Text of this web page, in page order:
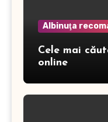
Albinuţa
Cele mai
online